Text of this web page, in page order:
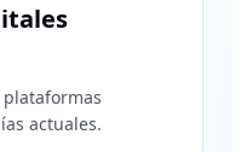
actuales.